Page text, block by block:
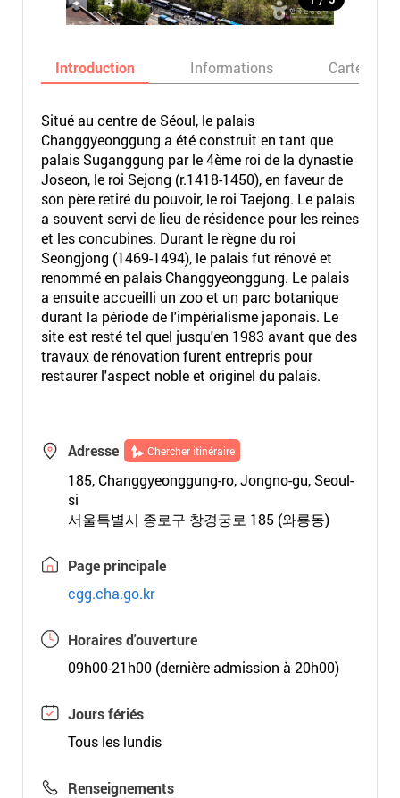
Introduction Informations Carte
Situé au centre de Séoul, le palais
Changgyeonggung a été construit en tant que
palais Suganggung par le 4ème roi de la dynastie
Joseon, le roi Sejong (r.1418-1450), en faveur de
son père retiré du pouvoir, le roi Taejong. Le palais
a souvent servi de lieu de résidence pour les reines
et les concubines. Durant le règne du roi
Seongjong (1469-1494), le palais fut rénové et
renommé en palais Changgyeonggung. Le palais
a ensuite accueilli un zoo et un parc botanique
durant la période de l'impérialisme japonais. Le
site est resté tel quel jusqu'en 1983 avant que des
travaux de rénovation furent entrepris pour
restaurer l'aspect noble et originel du palais.
Adresse Chercher itinéraire
185, Changgyeonggung-ro, Jongno-gu, Seoul-
si
서울특별시 종로구 창경궁로 185 (와룡동)
Page principale
cgg.cha.go.kr
Horaires d'ouverture
09h00-21h00 (dernière admission à 20h00)
Jours fériés
Tous les lundis
Renseignements